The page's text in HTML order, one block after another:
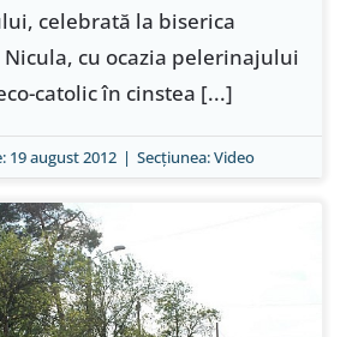
celebrată la biserica
cu ocazia pelerinajului
catolic în cinstea [...]
19 august 2012 | Secțiunea:Video